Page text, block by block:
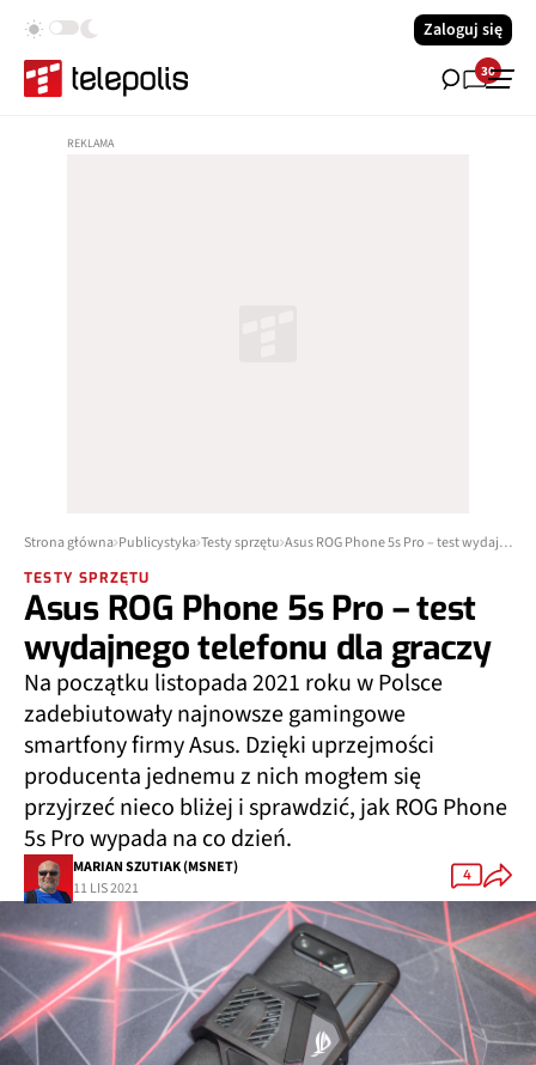
Zaloguj się
30
Strona główna Publicystyka Testy sprzętu Asus ROG Phone 5s Pro – test wydajnego telefonu dla graczy
TESTY SPRZĘTU
Asus ROG Phone 5s Pro – test
wydajnego telefonu dla graczy
Na początku listopada 2021 roku w Polsce
zadebiutowały najnowsze gamingowe
smartfony firmy Asus. Dzięki uprzejmości
producenta jednemu z nich mogłem się
przyjrzeć nieco bliżej i sprawdzić, jak ROG Phone
5s Pro wypada na co dzień.
MARIAN SZUTIAK (MSNET)
11 LIS 2021
4